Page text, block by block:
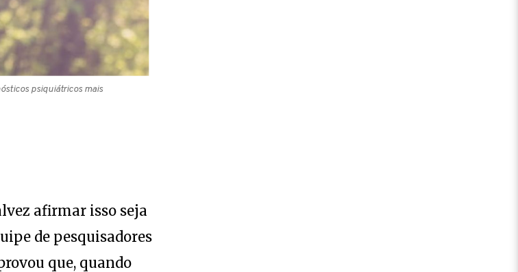
psiquiátricos mais
afirmar isso seja
de pesquisadores
que, quando